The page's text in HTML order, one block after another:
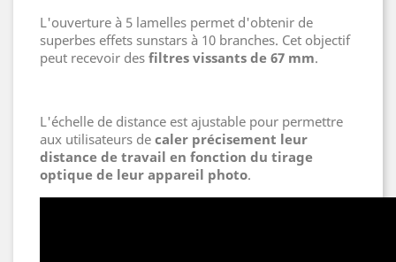
L'ouverture à 5 lamelles permet d'obtenir de
superbes effets sunstars à 10 branches. Cet objectif
peut recevoir des filtres vissants de 67 mm.
L'échelle de distance est ajustable pour permettre
aux utilisateurs de caler précisement leur
distance de travail en fonction du tirage
optique de leur appareil photo.